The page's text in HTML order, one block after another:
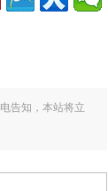
告知，本站将立